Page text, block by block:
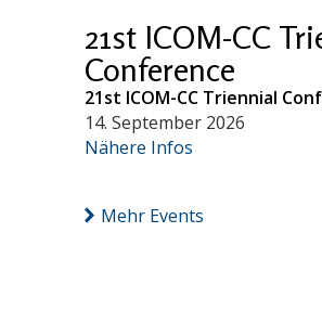
21st ICOM-CC
Conference
21st ICOM-CC Triennial
14. September 2026
Nähere Infos
Mehr Events